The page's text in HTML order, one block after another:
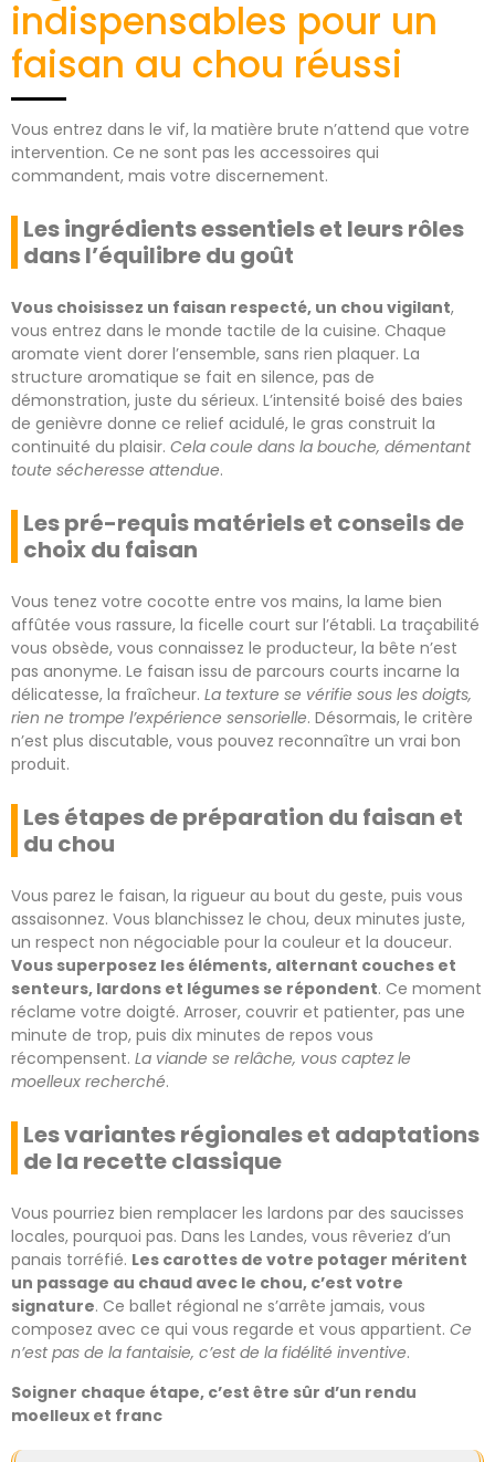
indispensables pour un
faisan au chou réussi
Vous entrez dans le vif, la matière brute n’attend que votre
intervention. Ce ne sont pas les accessoires qui
commandent, mais votre discernement.
Les ingrédients essentiels et leurs rôles
dans l’équilibre du goût
Vous choisissez un faisan respecté, un chou vigilant,
vous entrez dans le monde tactile de la cuisine. Chaque
aromate vient dorer l’ensemble, sans rien plaquer. La
structure aromatique se fait en silence, pas de
démonstration, juste du sérieux. L’intensité boisé des baies
de genièvre donne ce relief acidulé, le gras construit la
continuité du plaisir. Cela coule dans la bouche, démentant
toute sécheresse attendue.
Les pré-requis matériels et conseils de
choix du faisan
Vous tenez votre cocotte entre vos mains, la lame bien
affûtée vous rassure, la ficelle court sur l’établi. La traçabilité
vous obsède, vous connaissez le producteur, la bête n’est
pas anonyme. Le faisan issu de parcours courts incarne la
délicatesse, la fraîcheur. La texture se vérifie sous les doigts,
rien ne trompe l’expérience sensorielle. Désormais, le critère
n’est plus discutable, vous pouvez reconnaître un vrai bon
produit.
Les étapes de préparation du faisan et
du chou
Vous parez le faisan, la rigueur au bout du geste, puis vous
assaisonnez. Vous blanchissez le chou, deux minutes juste,
un respect non négociable pour la couleur et la douceur.
Vous superposez les éléments, alternant couches et
senteurs, lardons et légumes se répondent. Ce moment
réclame votre doigté. Arroser, couvrir et patienter, pas une
minute de trop, puis dix minutes de repos vous
récompensent. La viande se relâche, vous captez le
moelleux recherché.
Les variantes régionales et adaptations
de la recette classique
Vous pourriez bien remplacer les lardons par des saucisses
locales, pourquoi pas. Dans les Landes, vous rêveriez d’un
panais torréfié. Les carottes de votre potager méritent
un passage au chaud avec le chou, c’est votre
signature. Ce ballet régional ne s’arrête jamais, vous
composez avec ce qui vous regarde et vous appartient. Ce
n’est pas de la fantaisie, c’est de la fidélité inventive.
Soigner chaque étape, c’est être sûr d’un rendu
moelleux et franc